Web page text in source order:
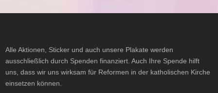
Alle Aktionen, Sticker und auch unsere Plakate werden
ausschließlich durch Spenden finanziert. Auch Ihre Spende hilft
uns, dass wir uns wirksam für Reformen in der katholischen Kirche
einsetzen können.